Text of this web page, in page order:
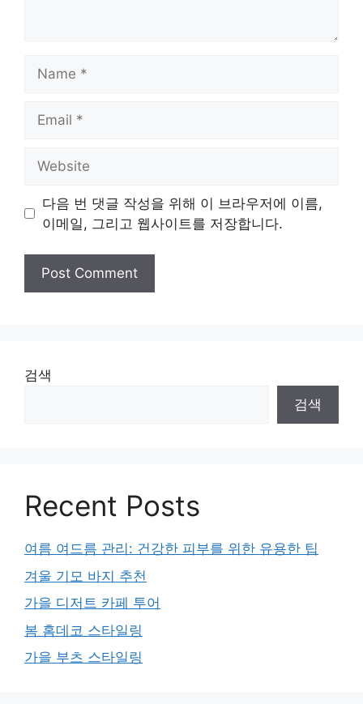
다음 번 댓글 작성을 위해 이 브라우저에 이름,
이메일, 그리고 웹사이트를 저장합니다.
검색
검색
Recent Posts
여름 여드름 관리: 건강한 피부를 위한 유용한 팁
겨울 기모 바지 추천
가을 디저트 카페 투어
봄 홈데코 스타일링
가을 부츠 스타일링